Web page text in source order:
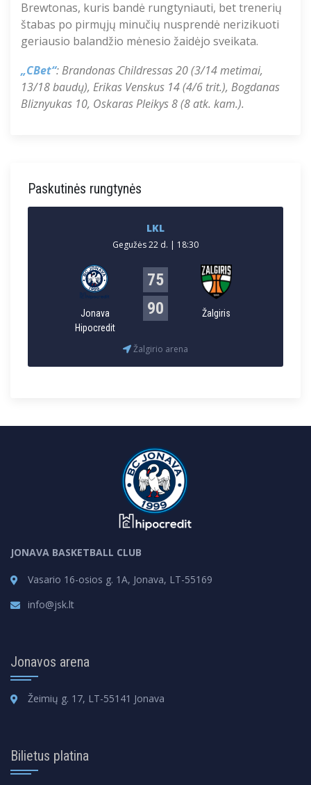
Brewtonas, kuris bandė rungtyniauti, bet trenerių
štabas po pirmųjų minučių nusprendė nerizikuoti
geriausio balandžio mėnesio žaidėjo sveikata.
„CBet“: Brandonas Childressas 20 (3/14 metimai,
13/18 baudų), Erikas Venskus 14 (4/6 trit.), Bogdanas
Bliznyukas 10, Oskaras Pleikys 8 (8 atk. kam.).
Paskutinės rungtynės
LKL
Gegužės 22 d. | 18:30
Jonava
Hipocredit
75
90
Žalgiris
Žalgirio arena
JONAVA BASKETBALL CLUB
Vasario 16-osios g. 1A, Jonava, LT-55169
info@jsk.lt
Jonavos arena
Žeimių g. 17, LT-55141 Jonava
Bilietus platina